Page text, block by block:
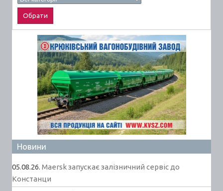
Новини
05.08.26. Maersk запускає залізничний сервіс до
Констанци